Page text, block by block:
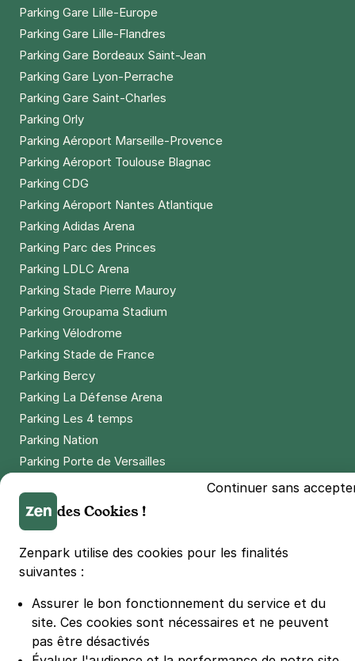
Parking Gare Lille-Europe
Parking Gare Lille-Flandres
Parking Gare Bordeaux Saint-Jean
Parking Gare Lyon-Perrache
Parking Gare Saint-Charles
Parking Orly
Parking Aéroport Marseille-Provence
Parking Aéroport Toulouse Blagnac
Parking CDG
Parking Aéroport Nantes Atlantique
Parking Adidas Arena
Parking Parc des Princes
Parking LDLC Arena
Parking Stade Pierre Mauroy
Parking Groupama Stadium
Parking Vélodrome
Parking Stade de France
Parking Bercy
Parking La Défense Arena
Parking Les 4 temps
Parking Nation
Parking Porte de Versailles
Parking Euralille
Parking Casino Barrière Lille
🌍 Passer de 130 à 110 km/h sur autoroute réduit votre
#SeDéplacerMoinsPolluer
© Zenpark 2012 - 2026 - Tous droits réservés - Fabriqué avec soin à
Rennes et Paris
Continuer sans
des Cookies !
Zenpark utilise des cookies pour les finalités
suivantes :
Assurer le bon fonctionnement du service et du
site. Ces cookies sont nécessaires et ne peuvent
pas être désactivés